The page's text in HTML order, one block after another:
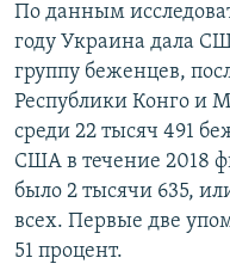
По данным
году Украина дала
группу беженцев,
Республики Конго и
среди 22 тысяч 491
США в течение 2018
было 2 тысячи 635,
всех. Первые две
51 процент.